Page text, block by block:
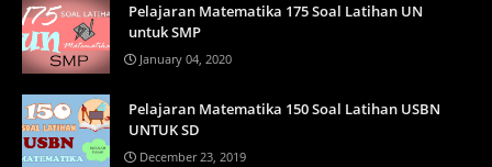
Pelajaran Matematika 175 Soal Latihan UN
untuk SMP
January 04, 2020
Pelajaran Matematika 150 Soal Latihan USBN
UNTUK SD
December 23, 2019